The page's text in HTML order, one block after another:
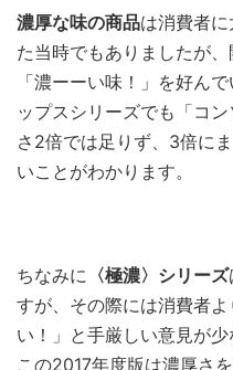
濃厚な味の商品は消費者
た当時でもありましたが
「濃ーーい味！」を好ん
ップスシリーズでも「コ
さ2倍では足りず、3倍に
いことがわかります。
ちなみに 〈極濃〉シリーズ
すが、その際には消費者
い！」と手厳しい意見が
この2017年度版は濃厚さ